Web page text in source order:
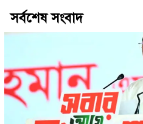
সর্বশেষ সংবাদ